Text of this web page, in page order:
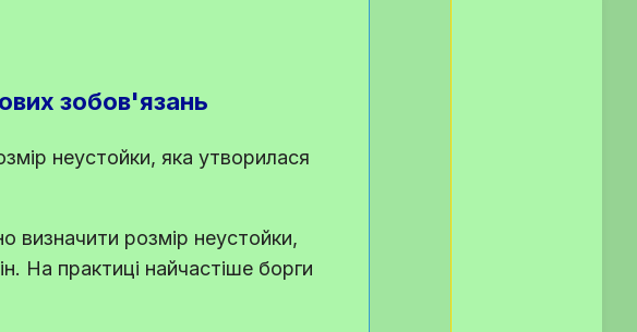
зобов'язань
неустойки, яка утворилася
визначити розмір неустойки,
На практиці найчастіше борги